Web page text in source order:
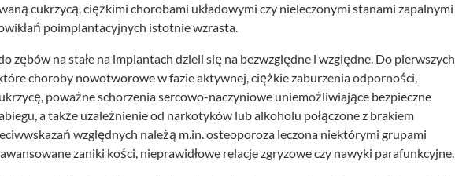
cukrzycą, ciężkimi chorobami układowymi czy nieleczonymi stanami zapalnymi
poimplantacyjnych istotnie wzrasta.
zębów na stałe na implantach dzieli się na bezwzględne i względne. Do pierwszych
choroby nowotworowe w fazie aktywnej, ciężkie zaburzenia odporności,
poważne schorzenia sercowo-naczyniowe uniemożliwiające bezpieczne
a także uzależnienie od narkotyków lub alkoholu połączone z brakiem
względnych należą m.in. osteoporoza leczona niektórymi grupami
zaniki kości, nieprawidłowe relacje zgryzowe czy nawyki parafunkcyjne.